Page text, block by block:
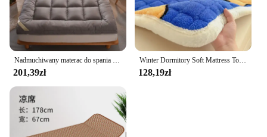
Nadmuchiwany materac do spania meble podłogowe 3-stopniowy składany topper pianka z pamięcią kształtu sandały futon torebki Tatami okulary przeciwsłoneczne męskie
201,39zł
Winter Dormitory Soft Mattress Toppers Thick Warm Coral Velvet Bed Sheet Non-slip Mattress Cover Thin Bed Pad Tatami Floor Mat
128,19zł